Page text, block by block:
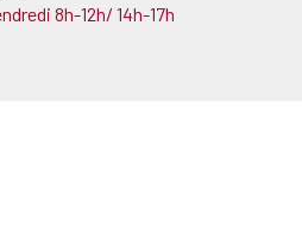
8h-12h/ 14h-17h